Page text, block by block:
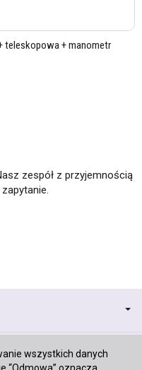
teleskopowa + manometr
zespół z przyjemnością
wszystkich danych